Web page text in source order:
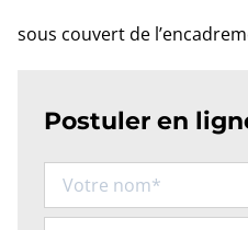
sous couvert de
Postuler en